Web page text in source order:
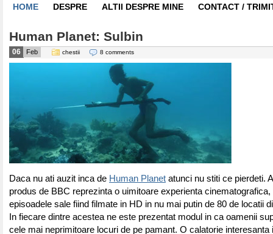
HOME DESPRE ALTII DESPRE MINE CONTACT /
Human Planet: Sulbin
06 Feb chestii 8 comments
Daca nu ati auzit inca de Human Planet atunci nu stiti ce pierdeti.
produs de BBC reprezinta o uimitoare experienta cinematografica,
episoadele sale fiind filmate in HD in nu mai putin de 80 de locatii
In fiecare dintre acestea ne este prezentat modul in ca oamenii
cele mai neprimitoare locuri de pe pamant. O calatorie interesanta